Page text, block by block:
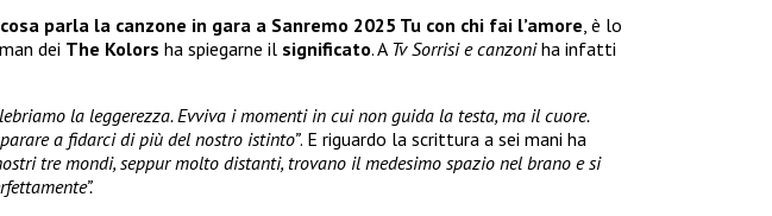
parla la canzone in gara a Sanremo 2025 Tu con chi fai l’amore, è lo
dei The Kolors ha spiegarne il significato. A Tv Sorrisi e canzoniha infatti
la leggerezza. Evviva i momenti in cui non guida la testa, ma il cuore.
a fidarci di più del nostro istinto”. E riguardo la scrittura a sei mani ha
tre mondi, seppur molto distanti, trovano il medesimo spazio nel brano e si